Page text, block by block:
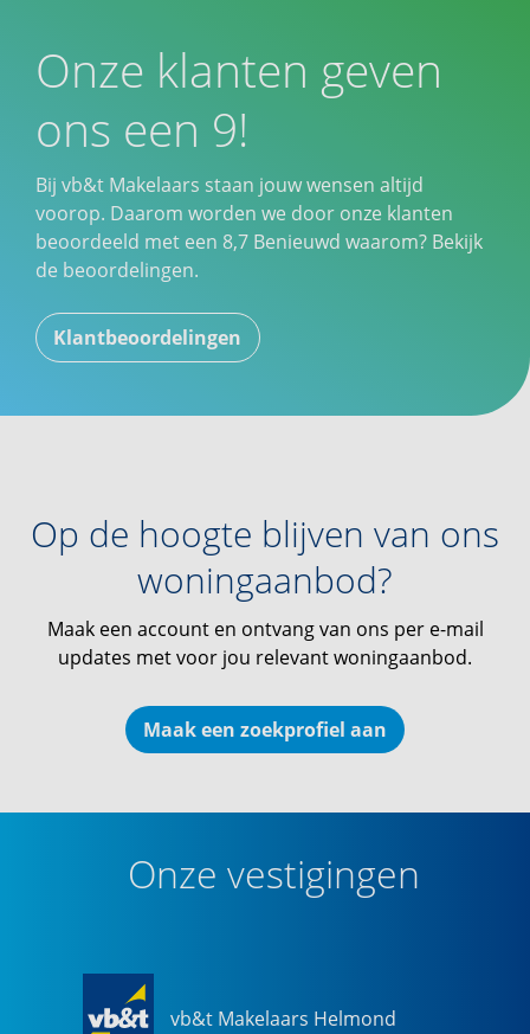
Onze klanten geven
ons een 9!
Bij vb&t Makelaars staan jouw wensen altijd
voorop. Daarom worden we door onze klanten
beoordeeld met een 8,7 Benieuwd waarom? Bekijk
de beoordelingen.
Klantbeoordelingen
Op de hoogte blijven van ons
woningaanbod?
Maak een account en ontvang van ons per e-mail
updates met voor jou relevant woningaanbod.
Maak een zoekprofiel aan
Onze vestigingen
vb&t Makelaars Helmond